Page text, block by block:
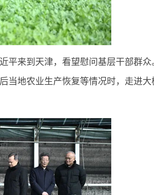
平来到天津，看望慰问基层干部群众
当地农业生产恢复等情况时，走进大